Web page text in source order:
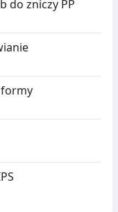
do zniczy PP
formy